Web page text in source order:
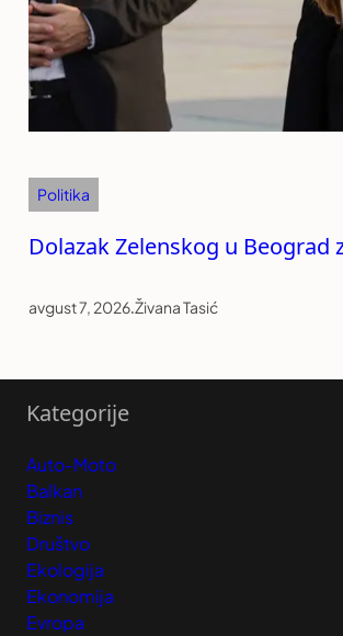
Politika
Dolazak Zelenskog u Beograd
avgust 7, 2026.Živana Tasić
Kategorije
Auto-Moto
Balkan
Biznis
Društvo
Ekologija
Ekonomija
Evropa